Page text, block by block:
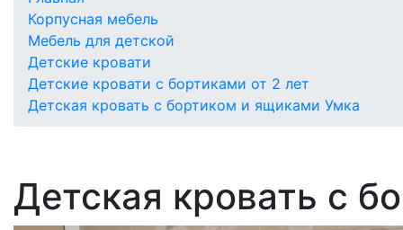
Корпусная мебель
Мебель для детской
Детские кровати
Детские кровати с бортиками от 2 лет
Детская кровать с бортиком и ящиками Умка
Детская кровать с